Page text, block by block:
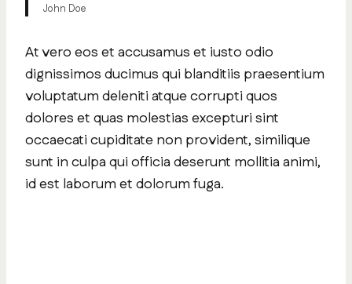
John Doe
At vero eos et accusamus et iusto odio
dignissimos ducimus qui blanditiis praesentium
voluptatum deleniti atque corrupti quos
dolores et quas molestias excepturi sint
occaecati cupiditate non provident, similique
sunt in culpa qui officia deserunt mollitia animi,
id est laborum et dolorum fuga.